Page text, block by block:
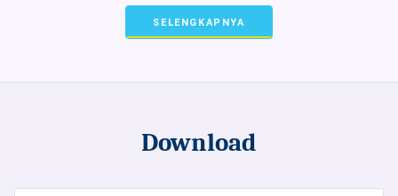
SELENGKAPNYA
Download